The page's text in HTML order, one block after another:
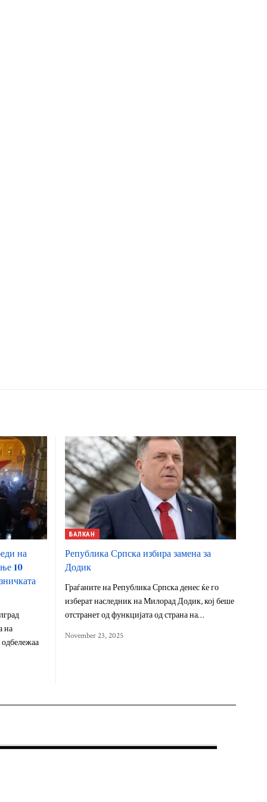
на
10
на
БАЛКАН
Република Српска избира замена за
Додик
Граѓаните на Република Српска денес ќе го
изберат наследник на Милорад Додик, кој беше
отстранет од функцијата од страна на…
November 23, 2025